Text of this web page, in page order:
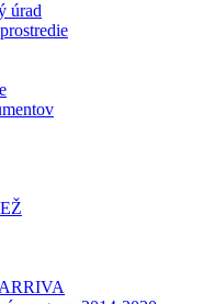
úrad